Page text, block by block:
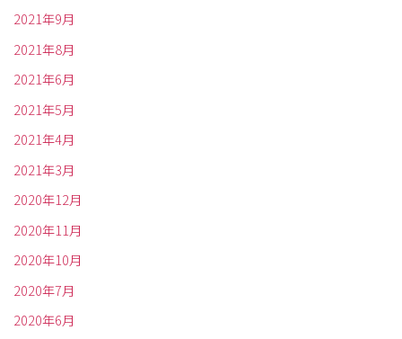
2021年9月
2021年8月
2021年6月
2021年5月
2021年4月
2021年3月
2020年12月
2020年11月
2020年10月
2020年7月
2020年6月